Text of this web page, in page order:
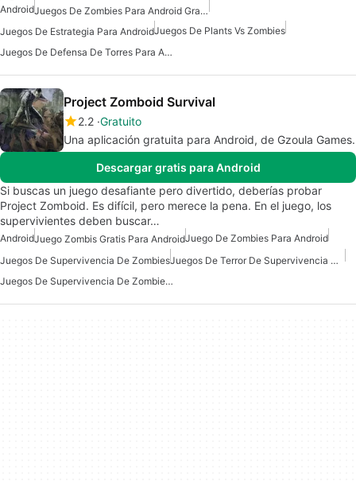
Android
Juegos De Zombies Para Android Gratis
Juegos De Estrategia Para AndroidJuegos De Plants Vs Zombies
Juegos De Defensa De Torres Para Android
Project Zomboid Survival
2.2 Gratuito
Una aplicación gratuita para Android, de Gzoula Games.
Descargar gratis para Android
Si buscas un juego desafiante pero divertido, deberías probar
Project Zomboid. Es difícil, pero merece la pena. En el juego, los
supervivientes deben buscar…
AndroidJuego Zombis Gratis Para AndroidJuego De Zombies Para Android
Juegos De Supervivencia De Zombies
Juegos De Terror De Supervivencia Gratuitos Para Android
Juegos De Supervivencia De Zombies Para Android